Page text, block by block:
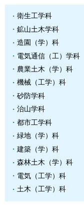
衛生工学科
鉱山土木学科
造園（学）科
電気通信（工）学科
農業土木（学）科
機械（工学）科
砂防学科
治山学科
都市工学科
緑地（学）科
建築（学）科
森林土木（学）科
電気（工学）科
土木（工学）科